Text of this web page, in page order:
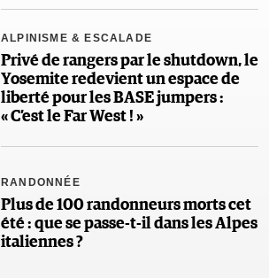
ALPINISME & ESCALADE
Privé de rangers par le shutdown, le
Yosemite redevient un espace de
liberté pour les BASE jumpers :
« C’est le Far West ! »
RANDONNÉE
Plus de 100 randonneurs morts cet
été : que se passe-t-il dans les Alpes
italiennes ?